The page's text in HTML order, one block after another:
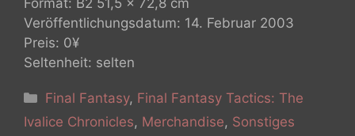
Veröffentlichungsdatum: 14. Februar 2003
Preis: 0¥
Seltenheit: selten
Kategorien
Final Fantasy, Final Fantasy Tactics: The
Ivalice Chronicles, Merchandise, Sonstiges